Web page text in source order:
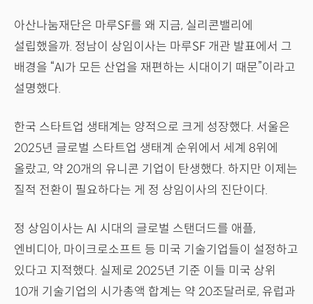
아산나눔재단은 마루SF를 왜 지금, 실리콘밸리에
설립했을까. 정남이 상임이사는 마루SF 개관 발표에서 그
배경을 “AI가 모든 산업을 재편하는 시대이기 때문”이라고
설명했다.
한국 스타트업 생태계는 양적으로 크게 성장했다. 서울은
2025년 글로벌 스타트업 생태계 순위에서 세계 8위에
올랐고, 약 20개의 유니콘 기업이 탄생했다. 하지만 이제는
질적 전환이 필요하다는 게 정 상임이사의 진단이다.
정 상임이사는 AI 시대의 글로벌 스탠더드를 애플,
엔비디아, 마이크로소프트 등 미국 기술기업들이 설정하고
있다고 지적했다. 실제로 2025년 기준 이들 미국 상위
10개 기술기업의 시가총액 합계는 약 20조달러로, 유럽과